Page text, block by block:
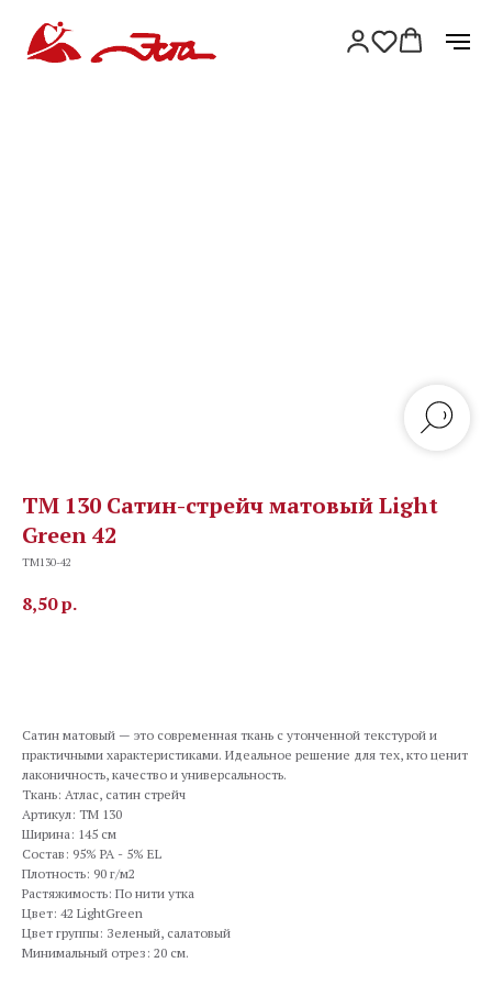
TM 130 Сатин-стрейч матовый Light
Green 42
TM130-42
8,50р.
Сатин матовый — это современная ткань с утонченной текстурой и
практичными характеристиками. Идеальное решение для тех, кто ценит
лаконичность, качество и универсальность.
Ткань: Атлас, сатин стрейч
Артикул: TM 130
Ширина: 145 см
Состав: 95% PA - 5% EL
Плотность: 90 г/м2
Растяжимость: По нити утка
Цвет: 42 LightGreen
Цвет группы: Зеленый, салатовый
Минимальный отрез: 20 см.